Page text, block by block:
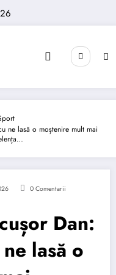
ne lasă o moștenire mult mai
0 Comentarii
Dan:
lasă o